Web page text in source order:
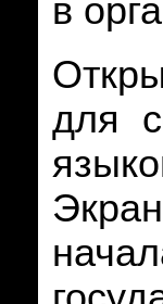
в
для